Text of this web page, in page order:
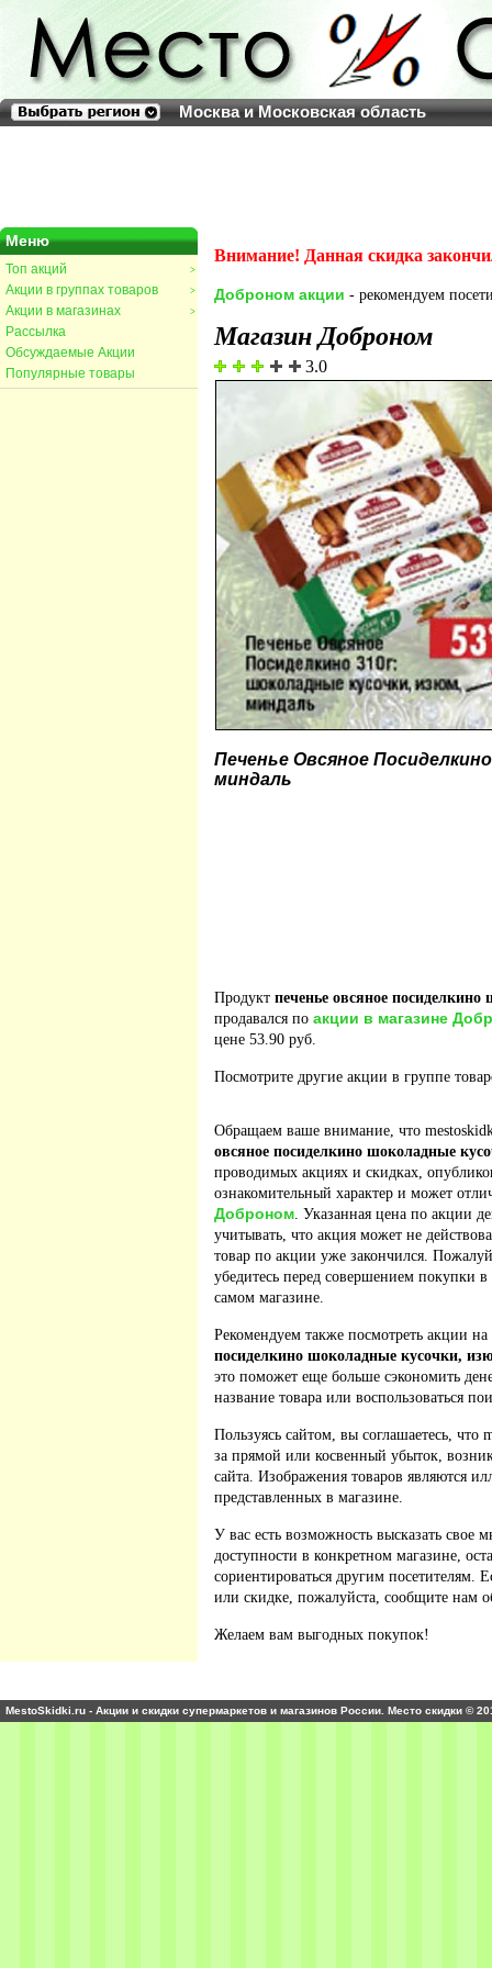
Москва и Московская область
Меню
>
Топ акций
>
Акции в группах товаров
>
Акции в магазинах
Рассылка
Обсуждаемые Акции
Популярные товары
Внимание! Данная скидка
Доброном акции - рекомендуем
Магазин Доброном
3.0
Печенье Овсяное
миндаль
Продукт печенье овсяное
продавался по акции в магазине
цене 53.90 руб.
Посмотрите другие акции в группе
Обращаем ваше внимание, что
овсяное посиделкино шоколадные
проводимых акциях и скидках,
ознакомительный характер и может
Доброном. Указанная цена по акции
учитывать, что акция может не
товар по акции уже закончился.
убедитесь перед совершением покупки
самом магазине.
Рекомендуем также посмотреть акции
посиделкино шоколадные кусочки,
это поможет еще больше сэкономить
название товара или воспользоваться
Пользуясь сайтом, вы соглашаетесь, что
за прямой или косвенный убыток,
сайта. Изображения товаров являются
представленных в магазине.
У вас есть возможность высказать свое
доступности в конкретном магазине,
сориентироваться другим
или скидке, пожалуйста, сообщите нам
Желаем вам выгодных покупок!
MestoSkidki.ru - Акции и скидки супермаркетов и магазинов России. Место скидки ©